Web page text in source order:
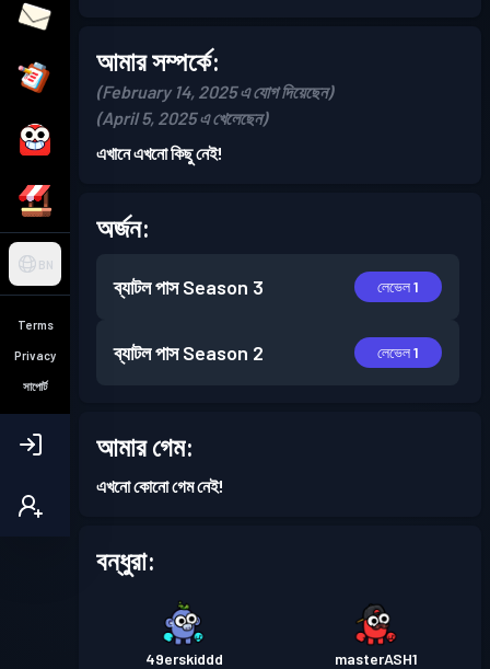
BN
Terms
Privacy
সাপোর্ট
আমার সম্পর্কে:
(February 14, 2025 এ যোগ দিয়েছেন)
(April 5, 2025 এ খেলেছেন)
এখানে এখনো কিছু নেই!
অর্জন:
ব্যাটল পাস Season 3 লেভেল 1
ব্যাটল পাস Season 2 লেভেল 1
আমার গেম:
এখনো কোনো গেম নেই!
বন্ধুরা:
49erskiddd masterASH1